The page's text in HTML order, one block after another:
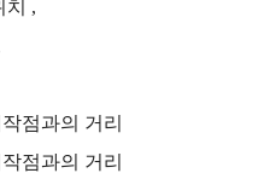
치 ,
점과의 거리
점과의 거리